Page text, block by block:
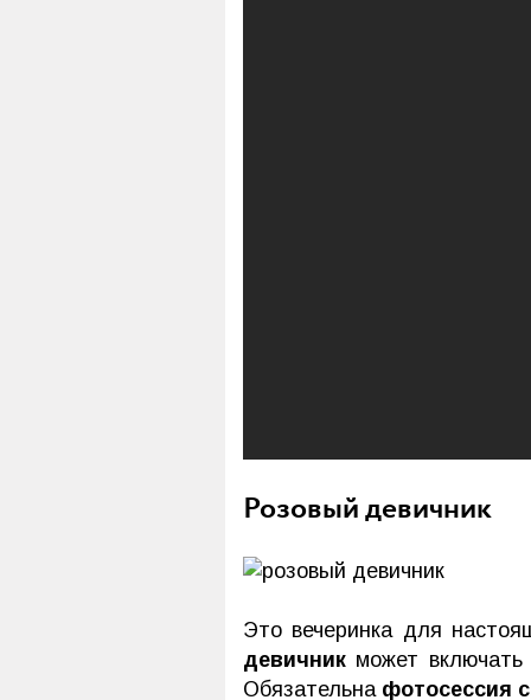
Розовый девичник
Это вечеринка для
девичник может
Обязательна фотосессия